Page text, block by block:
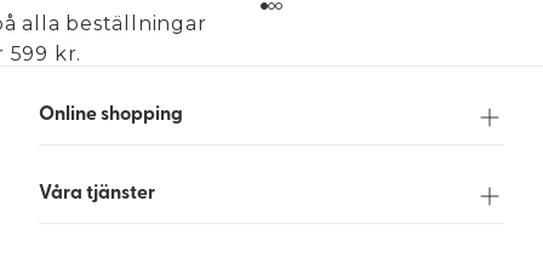
alla beställningar
599 kr.
Online shopping
Våra tjänster